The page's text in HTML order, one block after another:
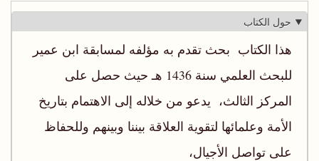
حول الكتاب
هذا الكتاب بحث تقدم به مؤلفه لمسابقة ابن عمير
للبحث العلمي سنة 1436 هـ حيث حصل على
المركز الثالث، يدعو من خلاله إلى الاهتمام بتاريخ
الأمة وعلمائها لتقوية العلاقة بيننا وبينهم وللحفاظ
على تواصل الأجيال،